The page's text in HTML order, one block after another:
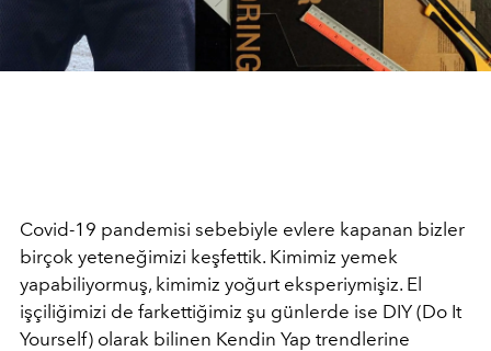
Covid-19 pandemisi sebebiyle evlere kapanan bizler
birçok yeteneğimizi keşfettik. Kimimiz yemek
yapabiliyormuş, kimimiz yoğurt eksperiymişiz. El
işçiliğimizi de farkettiğimiz şu günlerde ise DIY (Do It
Yourself) olarak bilinen Kendin Yap trendlerine